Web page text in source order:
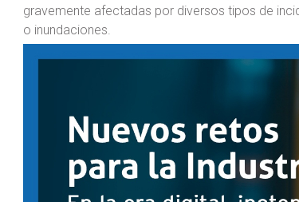
gravemente afectadas por diversos tipos de
o inundaciones.